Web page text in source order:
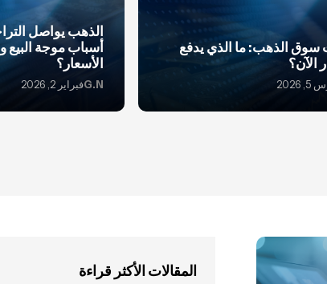
سوق الذهب: ما الذي يدفع
الآن؟
2026
الذهب يواصل
أسباب موجة البيع
الأسعار؟
G.Nفبراير 2, 2026
المقالات الأكثر قراءة